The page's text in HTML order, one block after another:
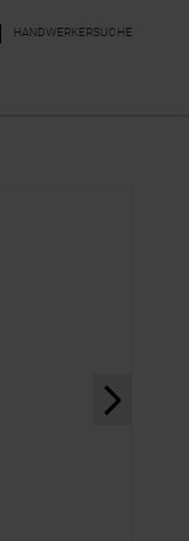
HANDWERKERSUCHE
next